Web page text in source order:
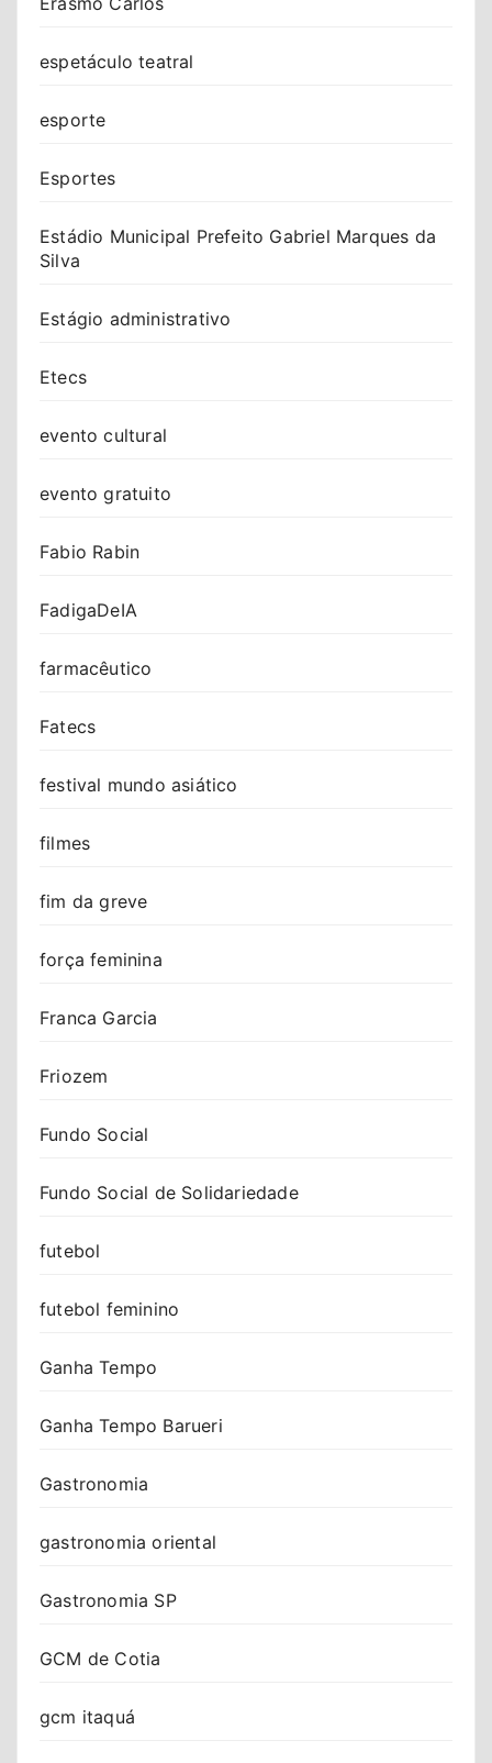
espetáculo teatral
esporte
Esportes
Estádio Municipal Prefeito Gabriel Marques da
Silva
Estágio administrativo
Etecs
evento cultural
evento gratuito
Fabio Rabin
FadigaDeIA
farmacêutico
Fatecs
festival mundo asiático
filmes
fim da greve
força feminina
Franca Garcia
Friozem
Fundo Social
Fundo Social de Solidariedade
futebol
futebol feminino
Ganha Tempo
Ganha Tempo Barueri
Gastronomia
gastronomia oriental
Gastronomia SP
GCM de Cotia
gcm itaquá